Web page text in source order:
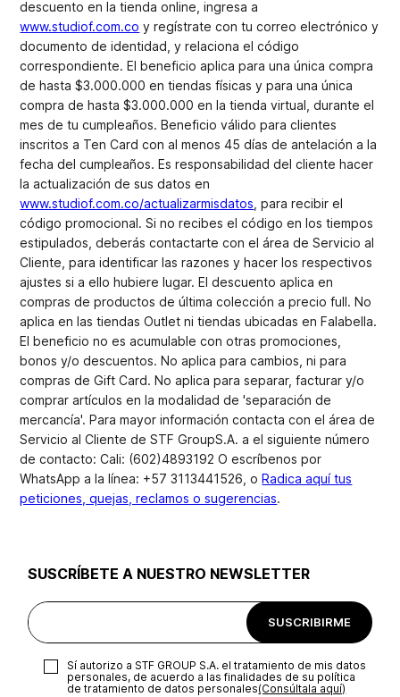
descuento en la tienda online, ingresa a
www.studiof.com.co y regístrate con tu correo electrónico y
documento de identidad, y relaciona el código
correspondiente. El beneficio aplica para una única compra
de hasta $3.000.000 en tiendas físicas y para una única
compra de hasta $3.000.000 en la tienda virtual, durante el
mes de tu cumpleaños. Beneficio válido para clientes
inscritos a Ten Card con al menos 45 días de antelación a la
fecha del cumpleaños. Es responsabilidad del cliente hacer
la actualización de sus datos en
www.studiof.com.co/actualizarmisdatos , para recibir el
código promocional. Si no recibes el código en los tiempos
estipulados, deberás contactarte con el área de Servicio al
Cliente, para identificar las razones y hacer los respectivos
ajustes si a ello hubiere lugar. El descuento aplica en
compras de productos de última colección a precio full. No
aplica en las tiendas Outlet ni tiendas ubicadas en Falabella.
El beneficio no es acumulable con otras promociones,
bonos y/o descuentos. No aplica para cambios, ni para
compras de Gift Card. No aplica para separar, facturar y/o
comprar artículos en la modalidad de 'separación de
mercancía'. Para mayor información contacta con el área de
Servicio al Cliente de STF GroupS.A. a el siguiente número
de contacto: Cali: (602)4893192 O escríbenos por
WhatsApp a la línea: +57 3113441526, oRadica aquí tus
peticiones, quejas, reclamos o sugerencias.
SUSCRÍBETE A NUESTRO NEWSLETTER
SUSCRIBIRME
Sí autorizo a STF GROUP S.A. el tratamiento de mis datos
personales, de acuerdo a las finalidades de su política
de tratamiento de datos personales‎(Consúltala aquí)